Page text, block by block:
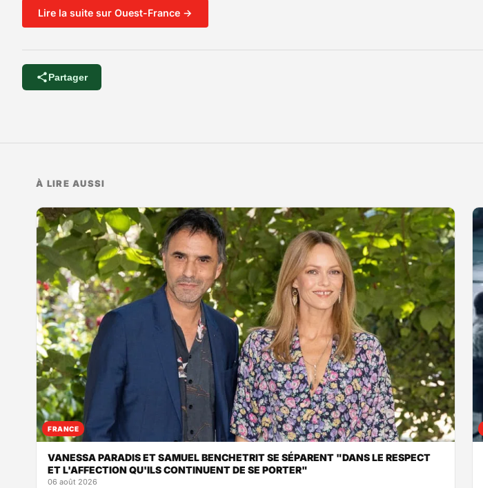
Lire la suite sur Ouest-France →
Partager
À LIRE AUSSI
FRANCE
VANESSA PARADIS ET SAMUEL BENCHETRIT SE SÉPARENT "DANS LE RESPECT
ET L'AFFECTION QU'ILS CONTINUENT DE SE PORTER"
06 août 2026